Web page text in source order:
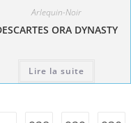
Arlequin-Noir
ORA DYNASTY
Lire la suite